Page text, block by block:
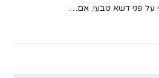
על פני דשא טבעי. אם…